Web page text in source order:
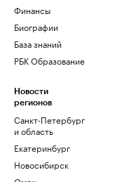
Финансы
Биографии
База знаний
РБК Образование
Новости
регионов
Санкт-Петербург
и область
Екатеринбург
Новосибирск